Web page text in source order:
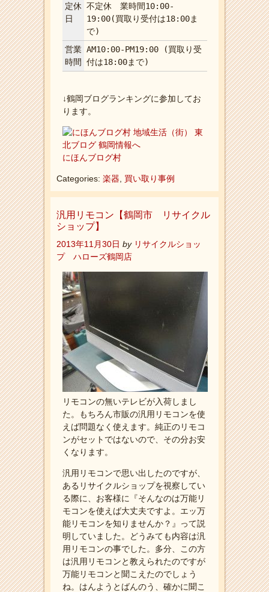
定休
日
不定休 業時間10:00-
19:00(買取り受付は18:00ま
で)
営業
時間
AM10:00-PM19:00 (買取り受
付は18:00まで)
↓鶴岡ブログランキングに参加してお
ります。
にほんブログ村
Categories: 楽器 買い取り事例
汎用リモコン【鶴岡市 リサイクル
ショップ】
2013年11月30日 by リサイクルショッ
プ ハローズ鶴岡店
リモコンの無いテレビが入荷しまし
た。もちろん市販の汎用リモコンを使
えば問題なく使えます。純正のリモコ
ンがセットではないので、その分お安
くなります。
汎用リモコンで思い出したのですが、
あるリサイクルショップを視察してい
る際に、お客様に『そんなのは万能リ
モコンを使えば大丈夫ですよ。エッ万
能リモコンを知りませんか？』って説
明していました。どうみても内容は汎
用リモコンの事でした。多分、この方
は汎用リモコンと教えられたのですが
万能リモコンと聞こえたのでしょう
ね。はんようとばんのう、確かに聞こ